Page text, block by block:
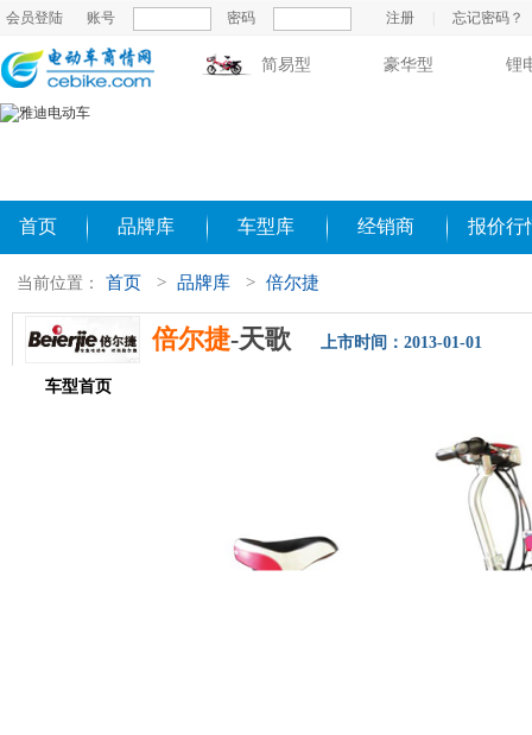
会员登陆 账号 密码 注册 忘记密码？
简易型 豪华型 锂
首页 品牌库 车型库 经销商 报价行
当前位置： 首页 > 品牌库 > 倍尔捷
倍尔捷-天歌 上市时间：2013-01-01
车型首页